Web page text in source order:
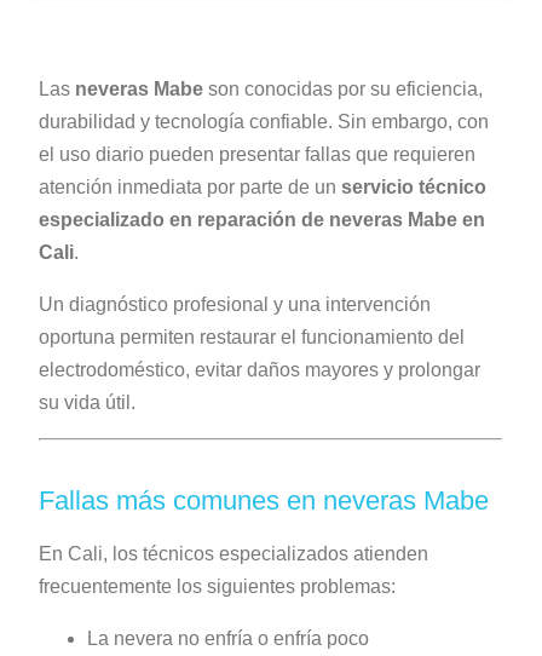
Las neveras Mabe son conocidas por su eficiencia,
durabilidad y tecnología confiable. Sin embargo, con
el uso diario pueden presentar fallas que requieren
atención inmediata por parte de un servicio técnico
especializado en reparación de neveras Mabe en
Cali.
Un diagnóstico profesional y una intervención
oportuna permiten restaurar el funcionamiento del
electrodoméstico, evitar daños mayores y prolongar
su vida útil.
Fallas más comunes en neveras Mabe
En Cali, los técnicos especializados atienden
frecuentemente los siguientes problemas:
La nevera no enfría o enfría poco